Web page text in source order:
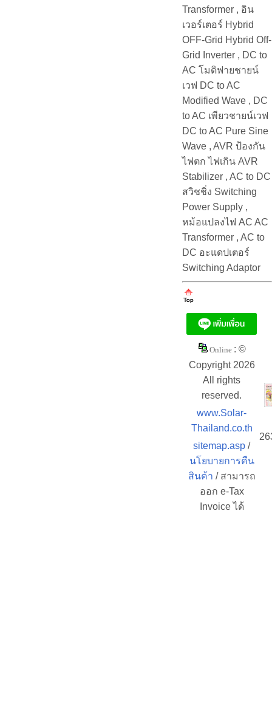
Transformer , อิน
เวอร์เตอร์ Hybrid
OFF-Grid Hybrid Off-
Grid Inverter , DC to
AC โมดิฟายชายน์
เวฟ DC to AC
Modified Wave , DC
to AC เพียวชายน์เวฟ
DC to AC Pure Sine
Wave , AVR ป้องกัน
ไฟตก ไฟเกิน AVR
Stabilizer , AC to DC
สวิชชิ่ง Switching
Power Supply ,
หม้อแปลงไฟ AC AC
Transformer , AC to
DC อะแดปเตอร์
Switching Adaptor
Online : ©
Copyright 2026
All rights
reserved.
www.Solar-
Thailand.co.th
sitemap.asp /
นโยบายการคืน
สินค้า / สามารถ
ออก e-Tax
Invoice ได้